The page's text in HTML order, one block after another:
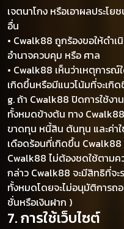
เจตนาโกง หรือเอาผลประโ
อื่น
• Cwalk88 ถูกร้องขอให้ดำ
อำนาจควบคุม หรือ ศาล
• Cwalk88 เห็นว่าเหตุการ
เกิดขึ้นหรือมีแนวโน้มที่จะเกิ
g. ถ้า Cwalk88 ปิดการใช้
ทั้งหมดข้างต้น ทาง
ขาดทุน หนี้สิน ต้นทุน และค่า
เดือดร้อนที่เกิดขึ้น Cwalk88
Cwalk88 ไม่ต้องชดใช้ตามค
กล่าว Cwalk88 จะมีสิทธิที่จ
ทั้งหมดโดยจะไม่อนุมัติการถ
ชั่นหรือเงินฝาก )
7. การใช้เว็บไซต์